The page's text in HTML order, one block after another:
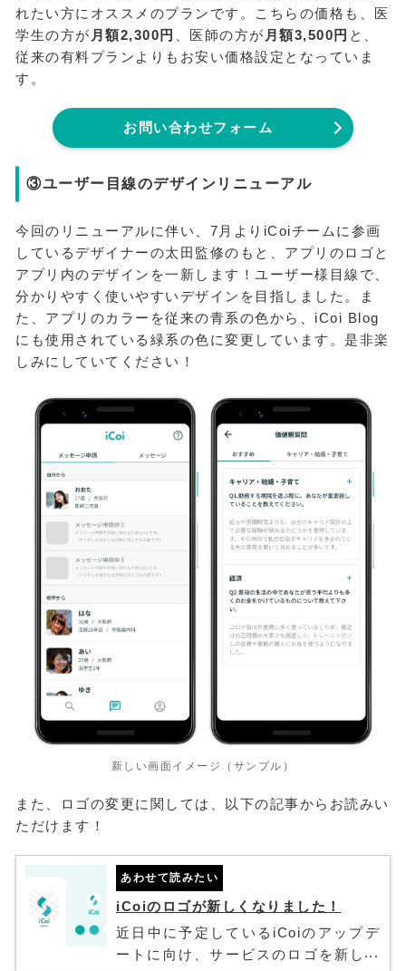
れたい方にオススメのプランです。こちらの価格も、医
学生の方が 月額2,300円 、医師の方が 月額3,500円 と、
従来の有料プランよりもお安い価格設定となっていま
す。
お問い合わせフォーム
③ユーザー目線のデザインリニューアル
今回のリニューアルに伴い、7月よりiCoiチームに参画
しているデザイナーの太田監修のもと、アプリのロゴと
アプリ内のデザインを一新します！ユーザー様目線で、
分かりやすく使いやすいデザインを目指しました。ま
た、アプリのカラーを従来の青系の色から、iCoi Blog
にも使用されている緑系の色に変更しています。是非楽
しみにしていてください！
新しい画面イメージ（サンプル）
また、ロゴの変更に関しては、以下の記事からお読みい
ただけます！
あわせて読みたい
iCoiのロゴが新しくなりました！
近日中に予定しているiCoiのアップデ
ートに向け、サービスのロゴを新しく